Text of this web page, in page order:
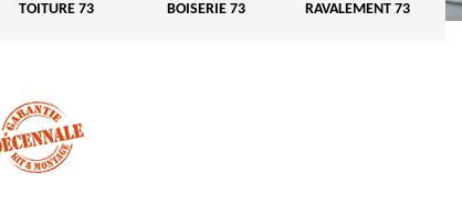
TOITURE 73
BOISERIE 73
RAVALEMENT 73